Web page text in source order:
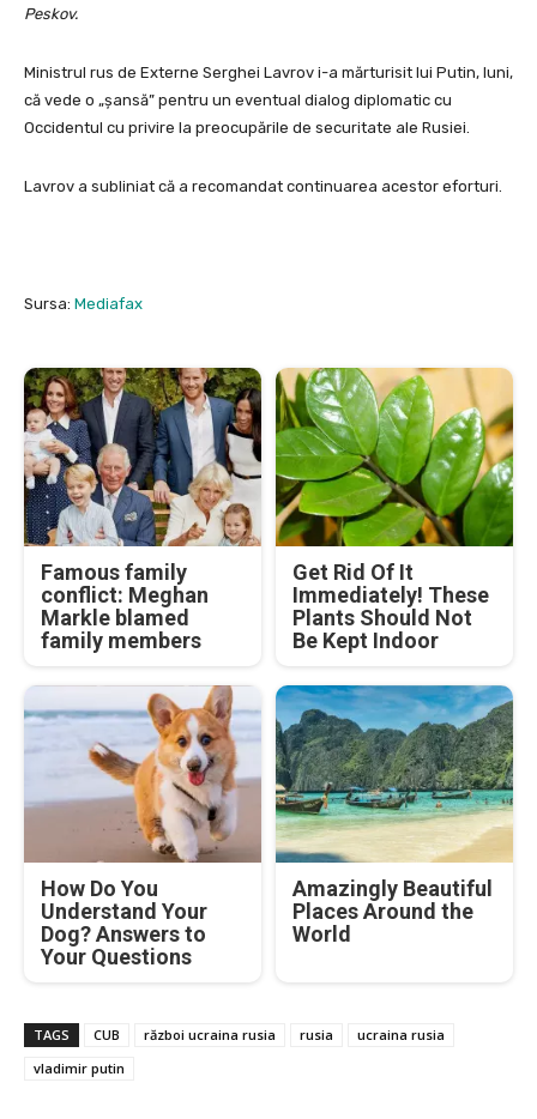
Peskov.
Ministrul rus de Externe Serghei Lavrov i-a mărturisit lui Putin, luni,
că vede o „şansă” pentru un eventual dialog diplomatic cu
Occidentul cu privire la preocupările de securitate ale Rusiei.
Lavrov a subliniat că a recomandat continuarea acestor eforturi.
Sursa: Mediafax
Famous family
conflict: Meghan
Markle blamed
family members
Get Rid Of It
Immediately! These
Plants Should Not
Be Kept Indoor
How Do You
Understand Your
Dog? Answers to
Your Questions
Amazingly Beautiful
Places Around the
World
TAGS CUB război ucraina rusia rusia
ucraina rusia
vladimir putin